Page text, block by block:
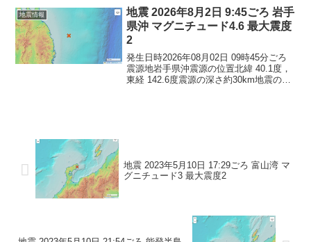
せん。震度3北海道新ひだか...
地震情報
地震 2026年8月2日 9:45ごろ 岩手
県沖 マグニチュード4.6 最大震度
2
発生日時2026年08月02日 09時45分ごろ
震源地岩手県沖震源の位置北緯 40.1度，
東経 142.6度震源の深さ約30km地震の規
地震 2023年5月10日 17:29ごろ 富山湾 マ
グニチュード3 最大震度2